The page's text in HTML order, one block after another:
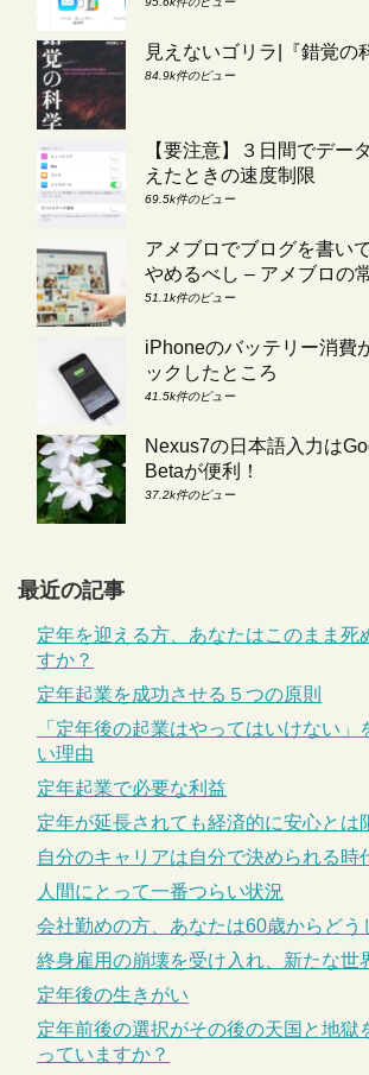
見えないゴリラ|『錯覚の
84.9k件のビュー
【要注意】３日間でデー
えたときの速度制限
69.5k件のビュー
アメブロでブログを書い
やめるべし – アメブロの
51.1k件のビュー
iPhoneのバッテリー消費
ックしたところ
41.5k件のビュー
Nexus7の日本語入力は
Betaが便利！
37.2k件のビュー
最近の記事
定年を迎える方、あなたはこのまま死
すか？
定年起業を成功させる５つの原則
「定年後の起業はやってはいけない」
い理由
定年起業で必要な利益
定年が延長されても経済的に安心とは
自分のキャリアは自分で決められる時
人間にとって一番つらい状況
会社勤めの方、あなたは60歳からどう
終身雇用の崩壊を受け入れ、新たな世
定年後の生きがい
定年前後の選択がその後の天国と地獄
っていますか？